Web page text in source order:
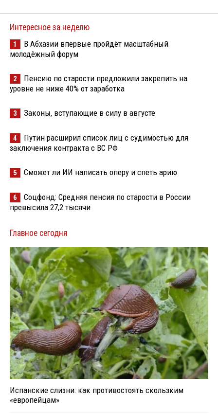
Интересное за неделю
1
В Абхазии впервые пройдёт масштабный
молодёжный форум
2
Пенсию по старости предложили закрепить на
уровне не ниже 40% от заработка
3 Законы, вступающие в силу в августе
4
Путин расширил список лиц с судимостью для
заключения контракта с ВС РФ
5 Сможет ли ИИ написать оперу и спеть арию
6
Соцфонд: Средняя пенсия по старости в России
превысила 27,2 тысячи
Главное сегодня
Испанские слизни: как противостоять скользким
«европейцам»